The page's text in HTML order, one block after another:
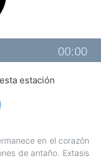
00:00
estación
en el corazón
de antaño. Extasis